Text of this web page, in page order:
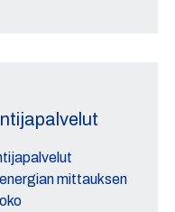
mittauksen